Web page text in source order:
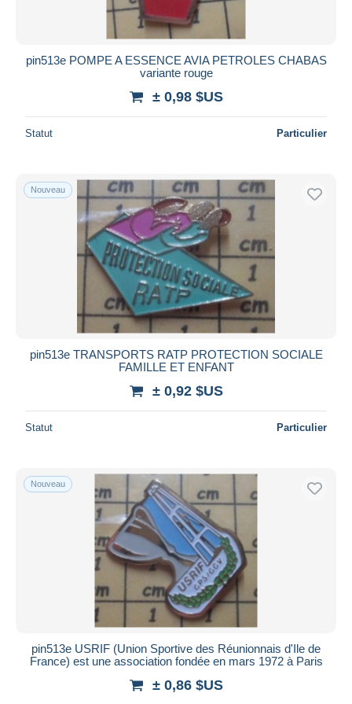
pin513e POMPE A ESSENCE AVIA PETROLES CHABAS
variante rouge
± 0,98 $US
Statut Particulier
Nouveau
pin513e TRANSPORTS RATP PROTECTION SOCIALE
FAMILLE ET ENFANT
± 0,92 $US
Statut Particulier
Nouveau
pin513e USRIF (Union Sportive des Réunionnais d'Ile de
France) est une association fondée en mars 1972 à Paris
± 0,86 $US